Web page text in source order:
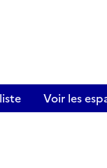
Voir les